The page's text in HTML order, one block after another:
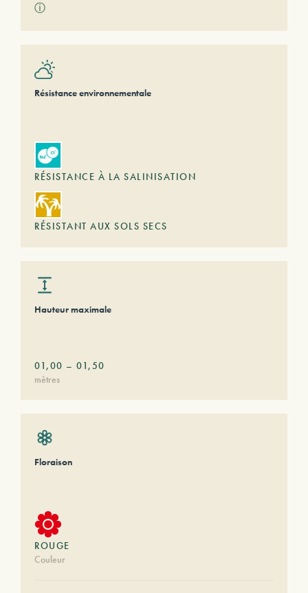
ⓘ
Résistance environnementale
RÉSISTANCE À LA SALINISATION
RÉSISTANT AUX SOLS SECS
Hauteur maximale
01,00 – 01,50
mètres
Floraison
ROUGE
Couleur